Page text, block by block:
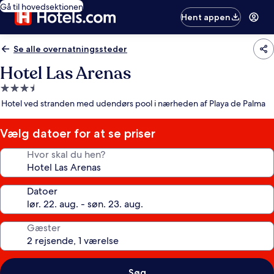
Gå til hovedsektionen
Hent appen
Se alle overnatningssteder
Hotel Las Arenas
3.5-
stjernet
Hotel ved stranden med udendørs pool i nærheden af Playa de Palma
Vælg datoer for at se priser
Hvor skal du hen?
Datoer
Gæster